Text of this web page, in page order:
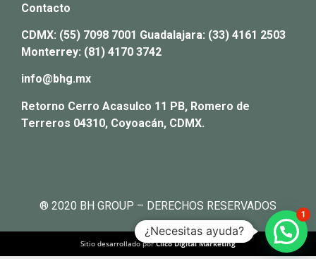
Contacto
CDMX: (55) 7098 7001 Guadalajara: (33) 4161 2503
Monterrey: (81) 4170 3742
info@bhg.mx
Retorno Cerro Acasulco 11 PB, Romero de
Terreros 04310, Coyoacán, CDMX.
® 2020 BH GROUP – DERECHOS RESERVADOS
1
¿Necesitas ayuda?
Sitio desarrollado porClico Digital Marketing